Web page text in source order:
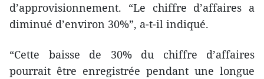
d’approvisionnement. “Le chiffre d’affaires a
diminué d’environ 30%”, a-t-il indiqué.
“Cette baisse de 30% du chiffre d’affaires
pourrait être enregistrée pendant une longue